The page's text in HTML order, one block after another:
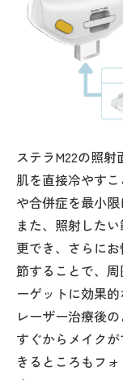
ステラM22の照射
肌を直接冷やす
や合併症を最小限
また、照射した
更でき、さらに
節することで、
ーゲットに効果
レーザー治療後
すぐからメイク
きるところもフ